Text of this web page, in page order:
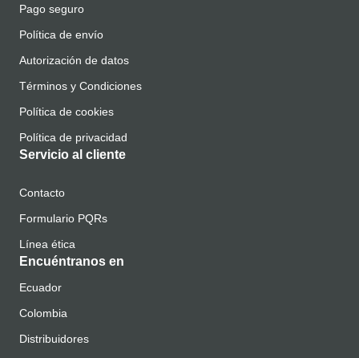
Pago seguro
Política de envío
Autorización de datos
Términos y Condiciones
Política de cookies
Política de privacidad
Servicio al cliente
Contacto
Formulario PQRs
Línea ética
Encuéntranos en
Ecuador
Colombia
Distribuidores